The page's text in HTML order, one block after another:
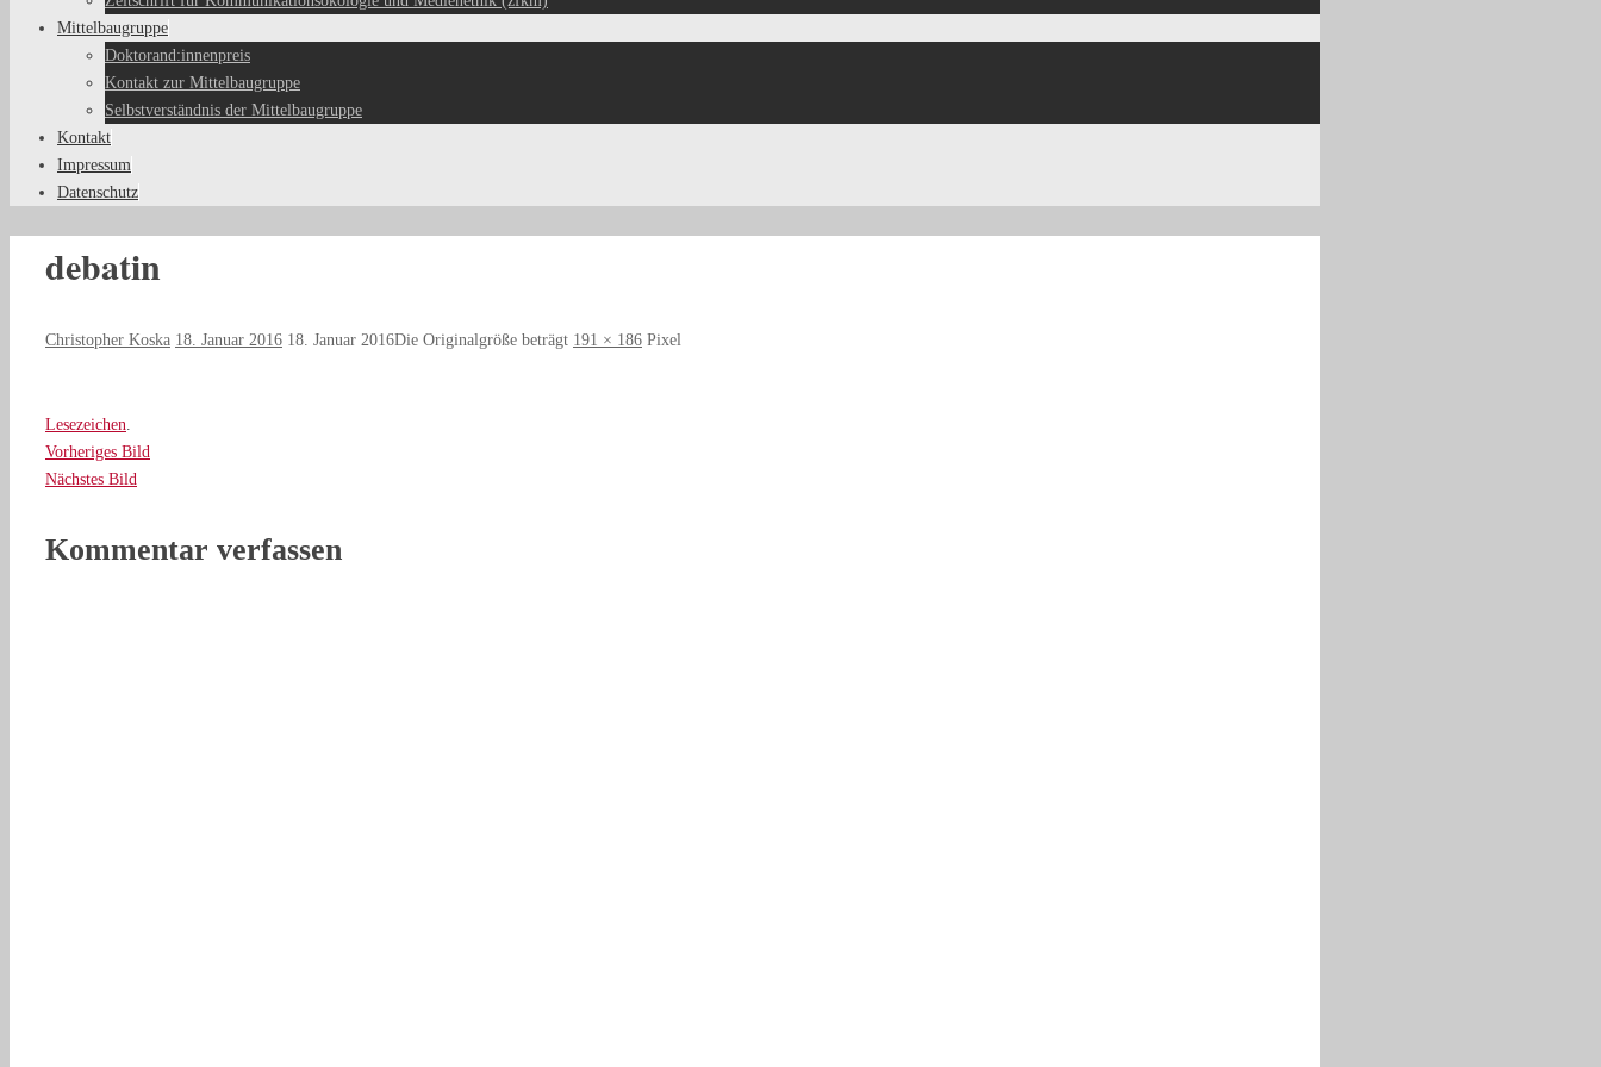
Mittelbaugruppe
Doktorand:innenpreis
Kontakt zur Mittelbaugruppe
Selbstverständnis der Mittelbaugruppe
Kontakt
Impressum
Datenschutz
debatin
Christopher Koska 18. Januar 2016 18. Januar 2016Die Originalgröße beträgt 191 × 186 Pixel
Lesezeichen
Vorheriges Bild
Nächstes Bild
Kommentar verfassen